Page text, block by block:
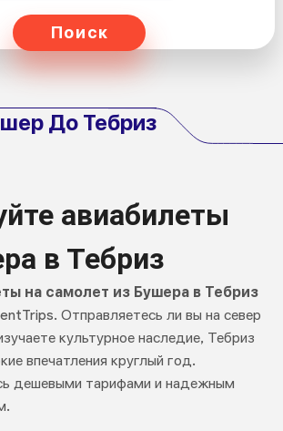
Поиск
До Тебриз
авиабилеты
в Тебриз
на самолет из Бушера в Тебриз
Отправляетесь ли вы на север
культурное наследие, Тебриз
впечатления круглый год.
дешевыми тарифами и надежным